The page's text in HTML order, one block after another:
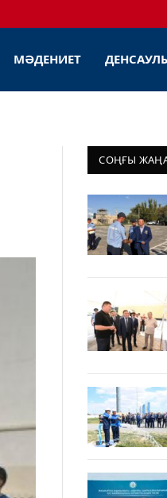
МӘДЕНИЕТ
СОҢҒЫ